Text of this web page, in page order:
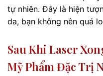
tự nhiên. Đây là hiện
da, bạn không nên quá
Sau Khi Laser
Mỹ Phẩm Đặc Trị